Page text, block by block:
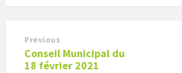
Previous
Conseil Municipal du
18 février 2021